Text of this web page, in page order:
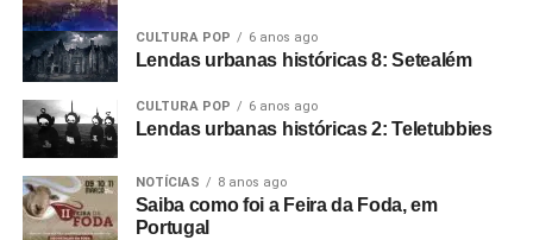
CULTURA POP 6 anos ago
Lendas urbanas históricas 8: Setealém
CULTURA POP 6 anos ago
Lendas urbanas históricas 2: Teletubbies
NOTÍCIAS 8 anos ago
Saiba como foi a Feira da Foda, em
Portugal